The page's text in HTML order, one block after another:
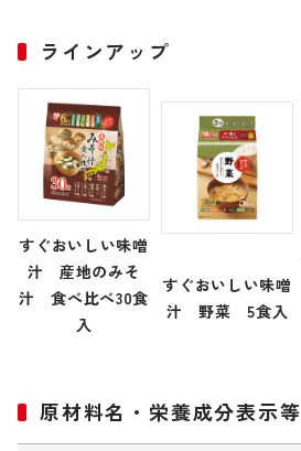
ラインアップ
すぐおいしい味噌
汁 産地のみそ
汁 食べ比べ30食
入
すぐおいしい味噌
汁 野菜 5食入
原材料名・栄養成分表示等